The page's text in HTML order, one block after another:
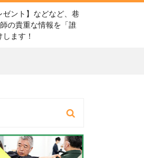
ゼント】などなど、巷
の貴重な情報を「誰
ます！